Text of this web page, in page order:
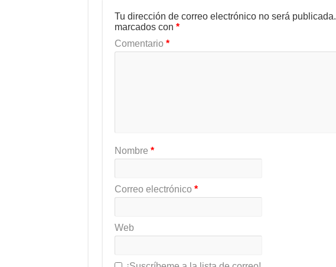
Tu dirección de correo electrónico no será publicada.
marcados con *
Comentario *
Nombre *
Correo electrónico *
Web